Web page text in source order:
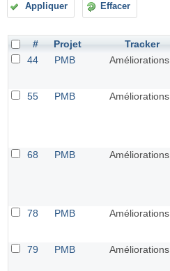
Appliquer Effacer
# Projet Tracker
44
PMB Améliorations
55 PMB Améliorations
68
PMB Améliorations
78
PMB Améliorations
79 PMB Améliorations